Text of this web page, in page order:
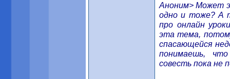
Аноним> Может
одно и тоже? А
про онлайн
эта тема,
спасающейся
понимаешь,
совесть пока не